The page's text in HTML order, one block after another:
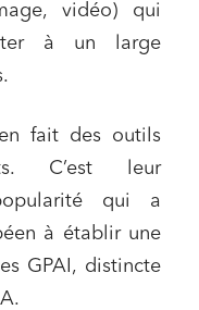
vidéo) qui
à un large
fait des outils
C’est leur
qui a
à établir une
GPAI, distincte